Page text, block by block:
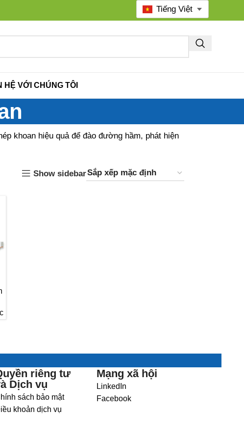
HỆ VỚI CHÚNG TÔI
Tiếng Việt
khoan hiệu quả để đào đường hầm, phát hiện
Show sidebar
riêng tư
Dịch vụ
sách bảo mật
khoản dịch vụ
Mạng xã hội
LinkedIn
Facebook